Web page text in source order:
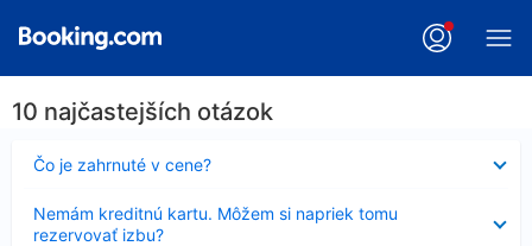
10 najčastejších otázok
Čo je zahrnuté v cene?
Nezobrazuje
sa
Nemám kreditnú kartu. Môžem si napriek tomu
rezervovať izbu?
sa